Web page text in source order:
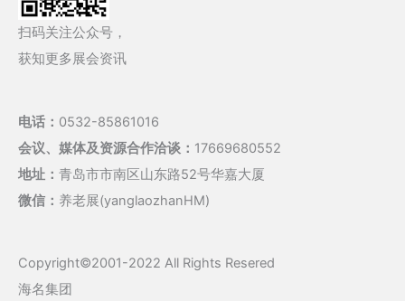
扫码关注公众号，
获知更多展会资讯
电话： 0532-85861016
会议、媒体及资源合作洽谈： 17669680552
地址： 青岛市市南区山东路52号华嘉大厦
微信： 养老展(yanglaozhanHM)
Copyright©2001-2022 All Rights Resered
海名集团